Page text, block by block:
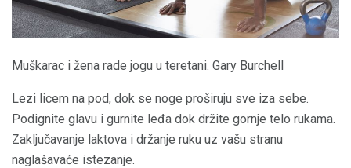
Muškarac i žena rade jogu u teretani. Gary Burchell
Lezi licem na pod, dok se noge proširuju sve iza sebe.
Podignite glavu i gurnite leđa dok držite gornje telo rukama.
Zaključavanje laktova i držanje ruku uz vašu stranu
naglašavaće istezanje.